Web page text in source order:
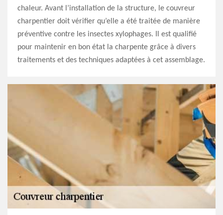
chaleur. Avant l’installation de la structure, le couvreur
charpentier doit vérifier qu’elle a été traitée de manière
préventive contre les insectes xylophages. Il est qualifié
pour maintenir en bon état la charpente grâce à divers
traitements et des techniques adaptées à cet assemblage.